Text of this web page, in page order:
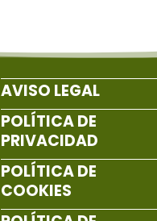
AVISO LEGAL
POLÍTICA DE
PRIVACIDAD
POLÍTICA DE
COOKIES